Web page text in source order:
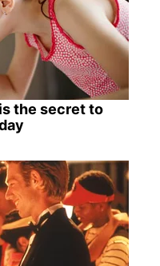
the secret to